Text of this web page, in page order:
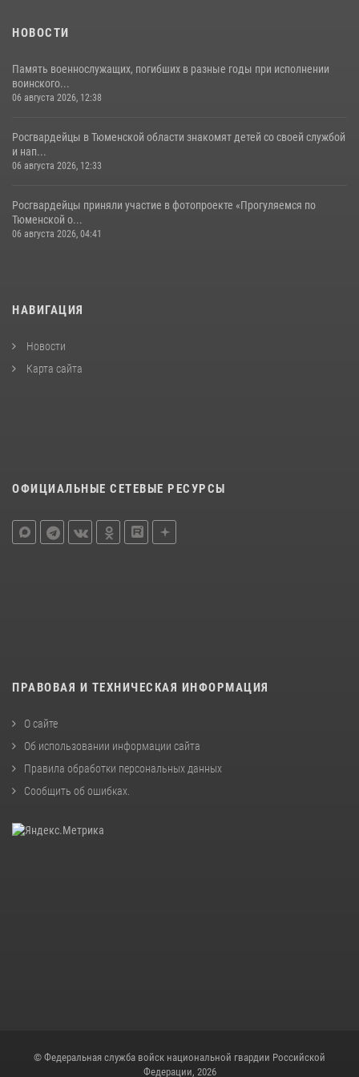
НОВОСТИ
Память военнослужащих, погибших в разные годы при исполнении
воинского...
06 августа 2026, 12:38
Росгвардейцы в Тюменской области знакомят детей со своей службой
и нап...
06 августа 2026, 12:33
Росгвардейцы приняли участие в фотопроекте «Прогуляемся по
Тюменской о...
06 августа 2026, 04:41
НАВИГАЦИЯ
Новости
Карта сайта
ОФИЦИАЛЬНЫЕ СЕТЕВЫЕ РЕСУРСЫ
ПРАВОВАЯ И ТЕХНИЧЕСКАЯ ИНФОРМАЦИЯ
О сайте
Об использовании информации сайта
Правила обработки персональных данных
Сообщить об ошибках
© Федеральная служба войск национальной гвардии Российской
Федерации, 2026